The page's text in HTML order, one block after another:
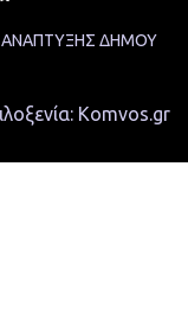
ΑΝΑΠΤΥΞΗΣ ΔΗΜΟΥ
Komvos.gr